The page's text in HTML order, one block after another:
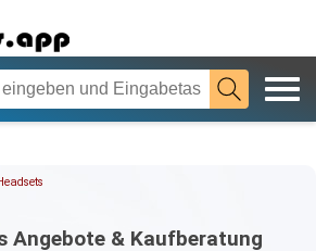
Angebote & Kaufberatung